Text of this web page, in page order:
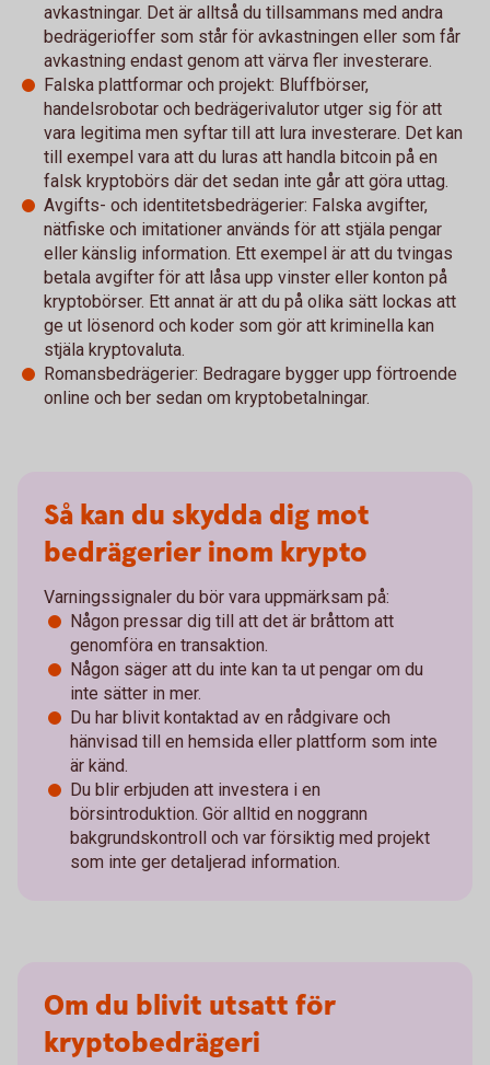
avkastningar. Det är alltså du tillsammans med andra
bedrägerioffer som står för avkastningen eller som får
avkastning endast genom att värva fler investerare.
Falska plattformar och projekt: Bluffbörser,
handelsrobotar och bedrägerivalutor utger sig för att
vara legitima men syftar till att lura investerare. Det kan
till exempel vara att du luras att handla bitcoin på en
falsk kryptobörs där det sedan inte går att göra uttag.
Avgifts- och identitetsbedrägerier: Falska avgifter,
nätfiske och imitationer används för att stjäla pengar
eller känslig information. Ett exempel är att du tvingas
betala avgifter för att låsa upp vinster eller konton på
kryptobörser. Ett annat är att du på olika sätt lockas att
ge ut lösenord och koder som gör att kriminella kan
stjäla kryptovaluta.
Romansbedrägerier: Bedragare bygger upp förtroende
online och ber sedan om kryptobetalningar.
Så kan du skydda dig mot
bedrägerier inom krypto
Varningssignaler du bör vara uppmärksam på:
Någon pressar dig till att det är bråttom att
genomföra en transaktion.
Någon säger att du inte kan ta ut pengar om du
inte sätter in mer.
Du har blivit kontaktad av en rådgivare och
hänvisad till en hemsida eller plattform som inte
är känd.
Du blir erbjuden att investera i en
börsintroduktion. Gör alltid en noggrann
bakgrunds­kontroll och var försiktig med projekt
som inte ger detaljerad information.
Om du blivit utsatt för
kryptobedrägeri